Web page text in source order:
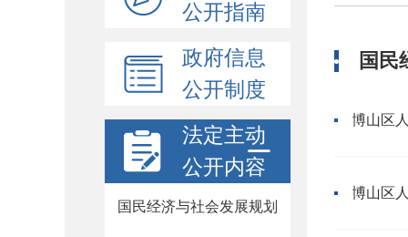
公开指南
政府信息
公开制度
法定主动
公开内容
国民经济与社会发展规划
国民